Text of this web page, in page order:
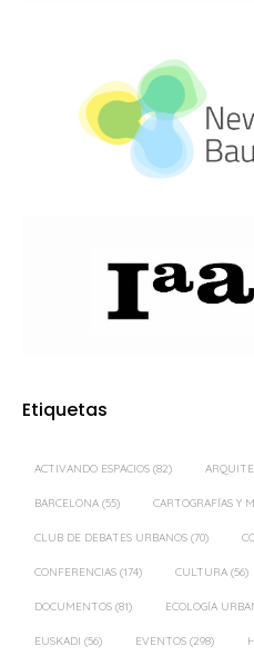
Etiquetas
ACTIVANDO ESPACIOS (82)
BARCELONA (55) CARTOGRAFÍAS Y
CLUB DE DEBATES URBANOS (70)
CONFERENCIAS (174) CULTURA (56)
DOCUMENTOS (81) ECOLOGÍA
EUSKADI (56) EVENTOS (298)